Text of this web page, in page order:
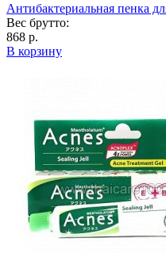
Антибактериальная пенка
Вес брутто:
868 р.
В корзину